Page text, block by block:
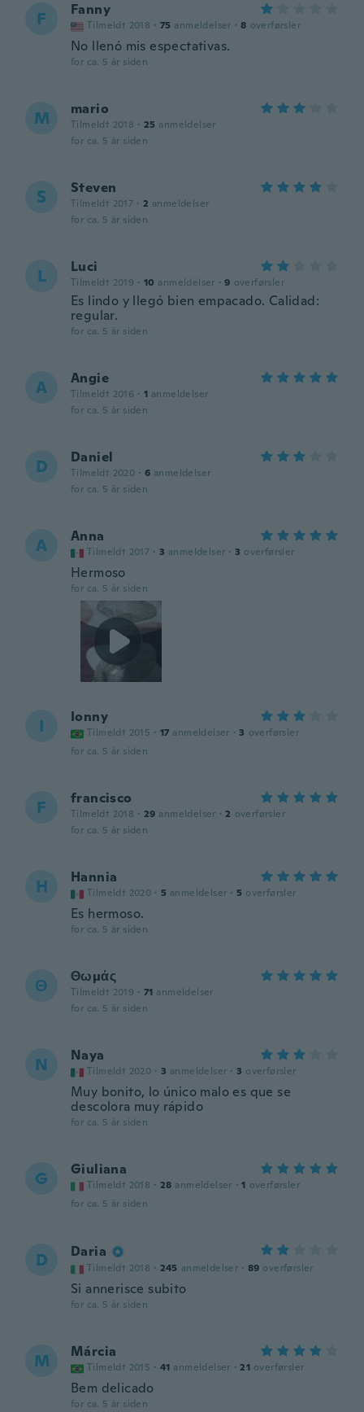
F Fanny
Tilmeldt 2018 · 75 anmeldelser · 8 overførsler
No llenó mis espectativas.
for ca. 5 år siden
M mario
Tilmeldt 2018 · 25 anmeldelser
for ca. 5 år siden
S Steven
Tilmeldt 2017 · 2 anmeldelser
for ca. 5 år siden
L Luci
Tilmeldt 2019 · 10 anmeldelser · 9 overførsler
Es lindo y llegó bien empacado. Calidad:
regular.
for ca. 5 år siden
A Angie
Tilmeldt 2016 · 1 anmeldelser
for ca. 5 år siden
D Daniel
Tilmeldt 2020 · 6 anmeldelser
for ca. 5 år siden
A Anna
Tilmeldt 2017 · 3 anmeldelser · 3 overførsler
Hermoso
for ca. 5 år siden
I Ionny
Tilmeldt 2015 · 17 anmeldelser · 3 overførsler
for ca. 5 år siden
F francisco
Tilmeldt 2018 · 29 anmeldelser · 2 overførsler
for ca. 5 år siden
H Hannia
Tilmeldt 2020 · 5 anmeldelser · 5 overførsler
Es hermoso.
for ca. 5 år siden
Θ Θωμάς
Tilmeldt 2019 · 71 anmeldelser
for ca. 5 år siden
N Naya
Tilmeldt 2020 · 3 anmeldelser · 3 overførsler
Muy bonito, lo único malo es que se
descolora muy rápido
for ca. 5 år siden
G Giuliana
Tilmeldt 2018 · 28 anmeldelser · 1 overførsler
for ca. 5 år siden
D Daria
Tilmeldt 2018 · 245 anmeldelser · 89 overførsler
Si annerisce subito
for ca. 5 år siden
M Márcia
Tilmeldt 2015 · 41 anmeldelser · 21 overførsler
Bem delicado
for ca. 5 år siden